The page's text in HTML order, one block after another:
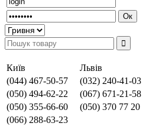
Київ
Львів
(044) 467-50-57
(032) 240-41-03
(050) 494-62-22
(067) 671-21-58
(050) 355-66-60
(050) 370 77 20
(066) 288-63-23